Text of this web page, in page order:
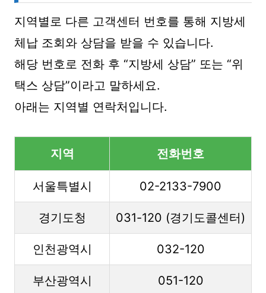
지역별로 다른 고객센터 번호를 통해 지방세
체납 조회와 상담을 받을 수 있습니다.
해당 번호로 전화 후 “지방세 상담” 또는 “위
택스 상담”이라고 말하세요.
아래는 지역별 연락처입니다.
지역 전화번호
서울특별시 02-2133-7900
경기도청 031-120 (경기도콜센터)
인천광역시 032-120
부산광역시 051-120